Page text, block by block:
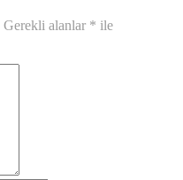
Gerekli alanlar * ile